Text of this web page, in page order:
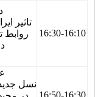
و ژئوپلیتیک شیعه بر
و جهان عرب در
جنگ امنیتی منطقه ای